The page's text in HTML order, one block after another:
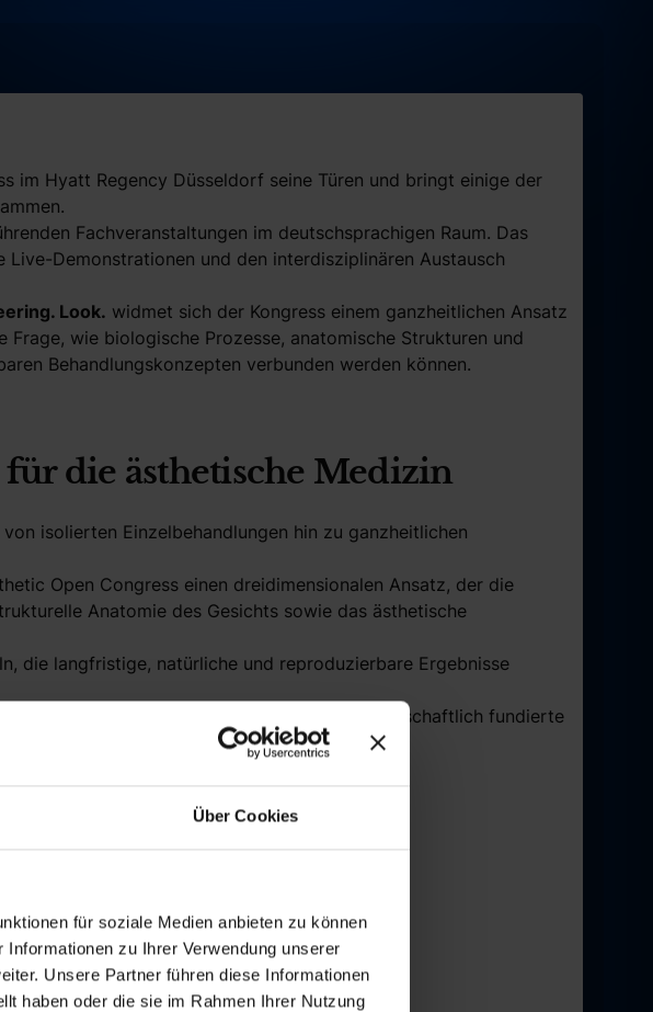
Über Cookies
für soziale Medien anbieten zu können
zu Ihrer Verwendung unserer
Unsere Partner führen diese Informationen
haben oder die sie im Rahmen Ihrer Nutzung
im Hyatt Regency Düsseldorf seine Türen und bringt einige der
Fachveranstaltungen im deutschsprachigen Raum. Das
Demonstrationen und den interdisziplinären Austausch
Look. widmet sich der Kongress einem ganzheitlichen Ansatz
wie biologische Prozesse, anatomische Strukturen und
Behandlungskonzepten verbunden werden können.
die ästhetische Medizin
isolierten Einzelbehandlungen hin zu ganzheitlichen
Open Congress einen dreidimensionalen Ansatz, der die
Anatomie des Gesichts sowie das ästhetische
die langfristige, natürliche und reproduzierbare Ergebnisse
Trends und fokussiert sich auf wissenschaftlich fundierte
Niveau
internationales Faculty-Programm.